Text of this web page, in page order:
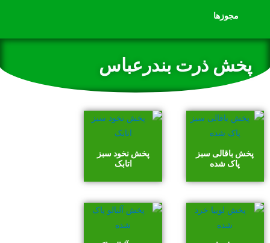
مجوزها
پخش ذرت بندرعباس
پخش باقالی سبز
پاک شده
پخش نخود سبز
اتابک